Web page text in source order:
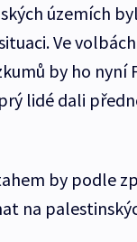
územích
Ve
by ho nyní
lidé dali
by podle
na